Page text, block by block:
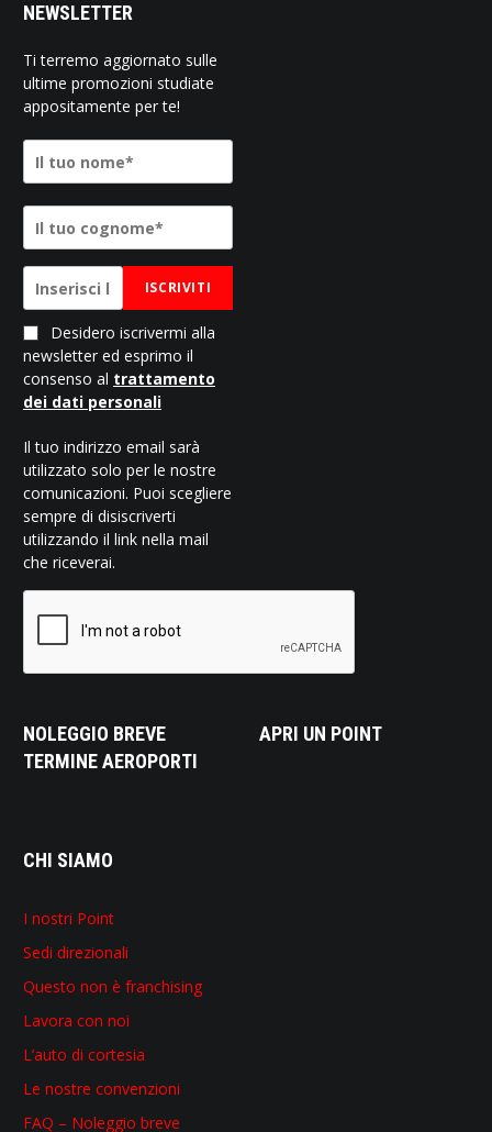
NEWSLETTER
Ti terremo aggiornato sulle
ultime promozioni studiate
appositamente per te!
ISCRIVITI
Desidero iscrivermi alla
newsletter ed esprimo il
consenso al trattamento
dei dati personali
Il tuo indirizzo email sarà
utilizzato solo per le nostre
comunicazioni. Puoi scegliere
sempre di disiscriverti
utilizzando il link nella mail
che riceverai.
NOLEGGIO BREVE
TERMINE AEROPORTI
APRI UN POINT
CHI SIAMO
I nostri Point
Sedi direzionali
Questo non è franchising
Lavora con noi
L’auto di cortesia
Le nostre convenzioni
FAQ – Noleggio breve